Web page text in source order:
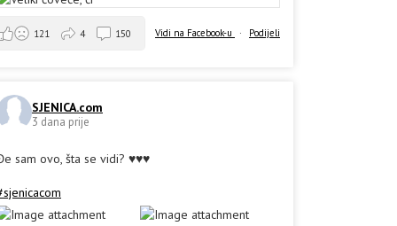
Vidi na Facebook-u · Podijeli
121 4 150
SJENICA.com
3 dana prije
sam ovo, šta se vidi? ♥️♥️♥️